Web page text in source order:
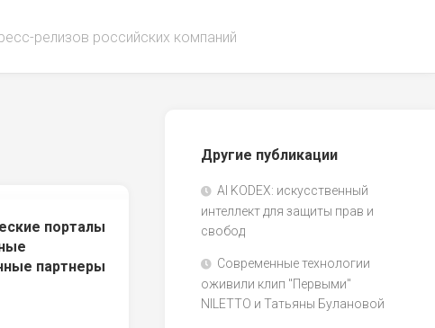
релизов российских компаний
порталы
партнеры
Другие публикации
AI KODEX: искусственный
интеллект для защиты прав и
свобод
Современные технологии
оживили клип "Первыми"
NILETTO и Татьяны Булановой